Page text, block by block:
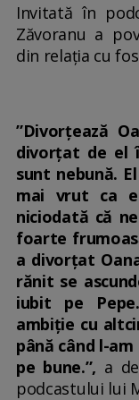
Invitată în
Zăvoranu a
din relația cu
”Divorțează
divorțat de el
sunt nebună.
mai vrut ca
niciodată că
foarte
a divorțat
rănit se
iubit pe
ambiție cu
până când l-
pe bune.”, a
podcastului lui